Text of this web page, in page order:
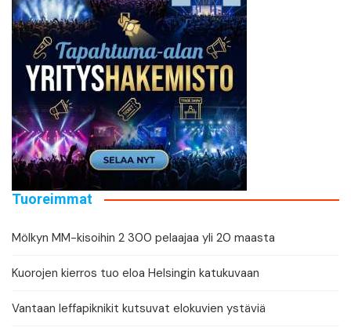
Tuoreimmat
Mölkyn MM-kisoihin 2 300 pelaajaa yli 20 maasta
Kuorojen kierros tuo eloa Helsingin katukuvaan
Vantaan leffapiknikit kutsuvat elokuvien ystäviä